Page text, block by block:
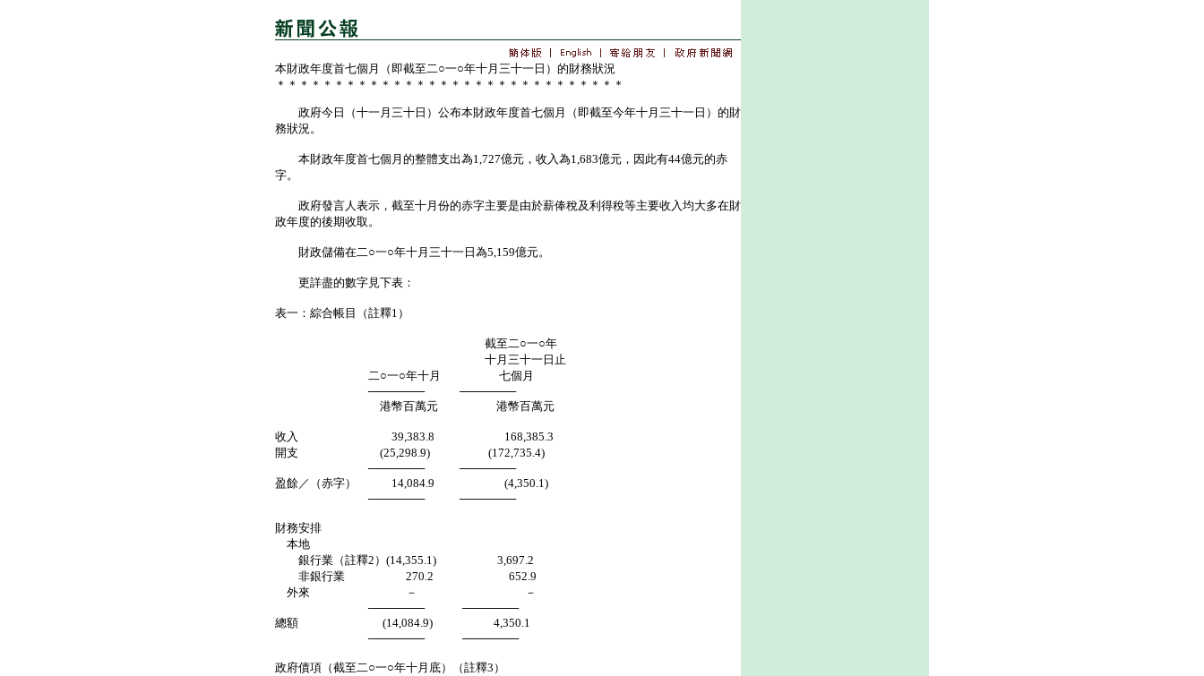
本財政年度首七個月（即截至二○一○年十月三十一日）的財務狀況
＊＊＊＊＊＊＊＊＊＊＊＊＊＊＊＊＊＊＊＊＊＊＊＊＊＊＊＊＊＊
政府今日（十一月三十日）公布本財政年度首七個月（即截至今年十月三十一日）的財
務狀況。
本財政年度首七個月的整體支出為1,727億元，收入為1,683億元，因此有44億元的赤
字。
政府發言人表示，截至十月份的赤字主要是由於薪俸稅及利得稅等主要收入均大多在財
政年度的後期收取。
財政儲備在二○一○年十月三十一日為5,159億元。
更詳盡的數字見下表：
表一：綜合帳目（註釋1）
截至二○一○年
十月三十一日止
二○一○年十月 七個月
─────── ───────
港幣百萬元 港幣百萬元
收入 39,383.8 168,385.3
開支 (25,298.9) (172,735.4)
─────── ───────
盈餘／（赤字） 14,084.9 (4,350.1)
─────── ───────
財務安排
本地
銀行業（註釋2）(14,355.1) 3,697.2
非銀行業 270.2 652.9
外來 － －
─────── ───────
總額 (14,084.9) 4,350.1
─────── ───────
政府債項（截至二○一○年十月底）（註釋3）